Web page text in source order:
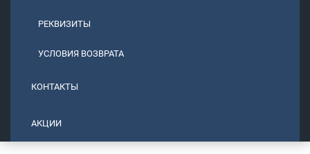
РЕКВИЗИТЫ
УСЛОВИЯ ВОЗВРАТА
КОНТАКТЫ
АКЦИИ